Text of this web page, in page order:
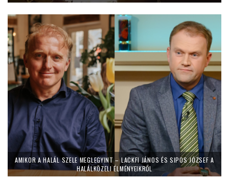
AMIKOR A HALÁL SZELE MEGLEGYINT – LACKFI JÁNOS ÉS SIPOS JÓZSEF A
HALÁLKÖZELI ÉLMÉNYEIKRŐL